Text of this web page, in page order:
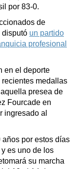
por 83-0.
de
disputó un partido
profesional
en el deporte
medallas
presea de
Fourcade en
ingresado al
por estos días
es uno de los
su marcha